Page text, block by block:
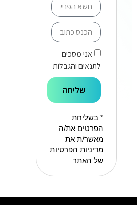
אני מסכים
לתנאים והגבלות
שליחה
* בשליחת
הפרטים את/ה
מאשר/ת את
מדיניות הפרטיות
של האתר